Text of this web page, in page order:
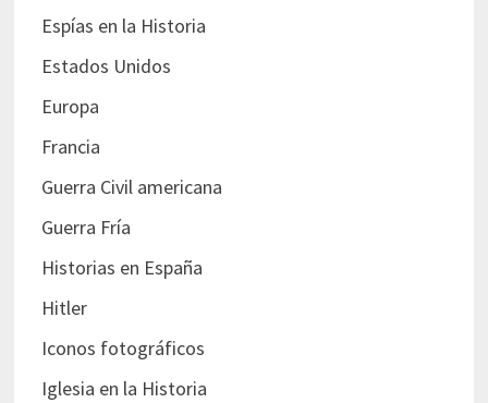
Espías en la Historia
Estados Unidos
Europa
Francia
Guerra Civil americana
Guerra Fría
Historias en España
Hitler
Iconos fotográficos
Iglesia en la Historia